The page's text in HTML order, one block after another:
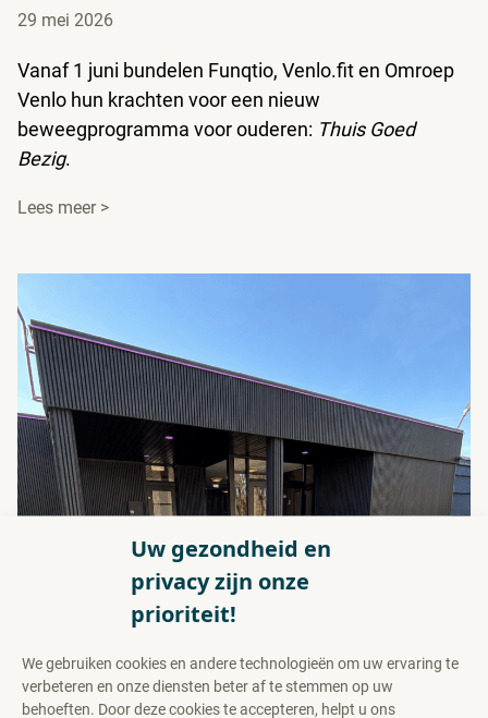
Uw gezondheid en
privacy zijn onze
prioriteit!
We gebruiken cookies en andere technologieën om uw ervaring te
verbeteren en onze diensten beter af te stemmen op uw
behoeften. Door deze cookies te accepteren, helpt u ons
29 mei 2026
Vanaf 1 juni bundelen Funqtio, Venlo.fit en Omroep
Venlo hun krachten voor een nieuw
beweegprogramma voor ouderen: Thuis Goed
Bezig.
Lees meer >
Nieuwe Funqtio vestiging: Baarlo